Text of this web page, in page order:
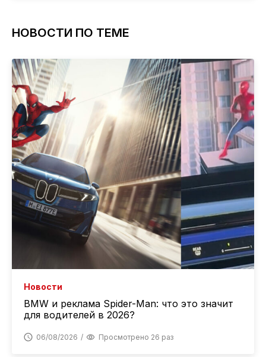
НОВОСТИ ПО ТЕМЕ
Новости
BMW и реклама Spider-Man: что это значит
для водителей в 2026?
06/08/2026 Просмотрено 26 раз